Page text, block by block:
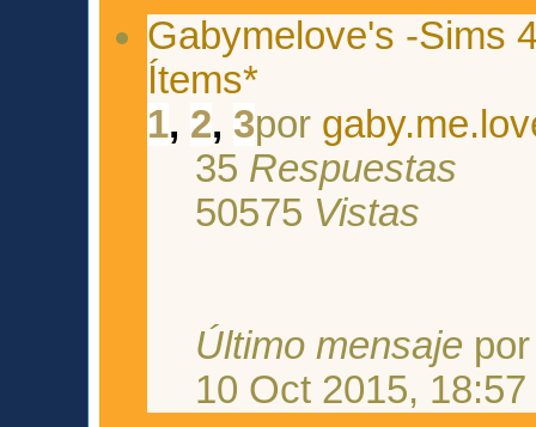
Gabymelove's -Sims
Ítems*
1, 2, 3por
35 Respuestas
50575 Vistas
Último mensaje
10 Oct 2015, 18:57